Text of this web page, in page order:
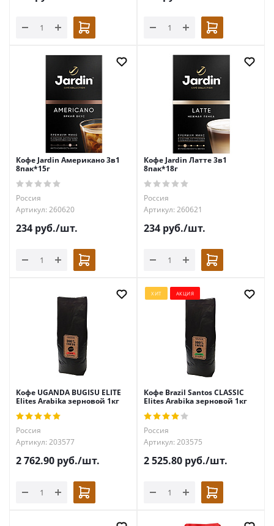
Кофе Jardin Американо 3в1
8пак*15г
Россия
Артикул: 260620
234 руб./шт.
Кофе Jardin Латте 3в1
8пак*18г
Россия
Артикул: 260621
234 руб./шт.
Кофе UGANDA BUGISU ELITE
Elites Arabika зерновой 1кг
Россия
Артикул: 203577
2 762.90 руб./шт.
ХИТ АКЦИЯ
Кофе Brazil Santos CLASSIC
Elites Arabika зерновой 1кг
Россия
Артикул: 203575
2 525.80 руб./шт.